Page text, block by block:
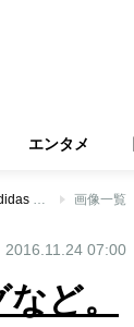
エンタメ
東京湾の夜景を見ながらのランニングなど。体を動かすクリスマスイベント「adidas Christmas MeCAMP」 画像一覧
2016.11.24 07:00
ど。